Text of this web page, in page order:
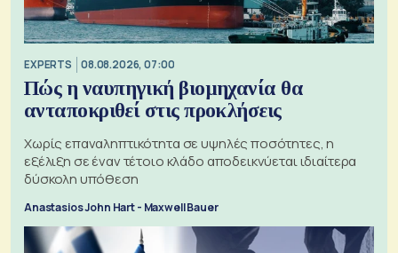
EXPERTS 08.08.2026, 07:00
Πώς η ναυπηγική βιομηχανία θα
ανταποκριθεί στις προκλήσεις
Χωρίς επαναληπτικότητα σε υψηλές ποσότητες, η
εξέλιξη σε έναν τέτοιο κλάδο αποδεικνύεται ιδιαίτερα
δύσκολη υπόθεση
Anastasios John Hart - Maxwell Bauer